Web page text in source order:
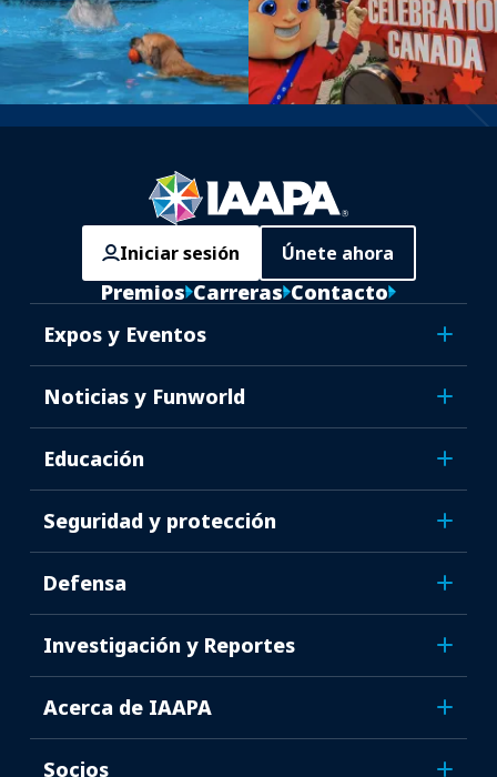
Iniciar sesión Únete ahora
Premios Carreras Contacto
Expos y Eventos
Noticias y Funworld
Educación
Seguridad y protección
Defensa
Investigación y Reportes
Acerca de IAAPA
Socios